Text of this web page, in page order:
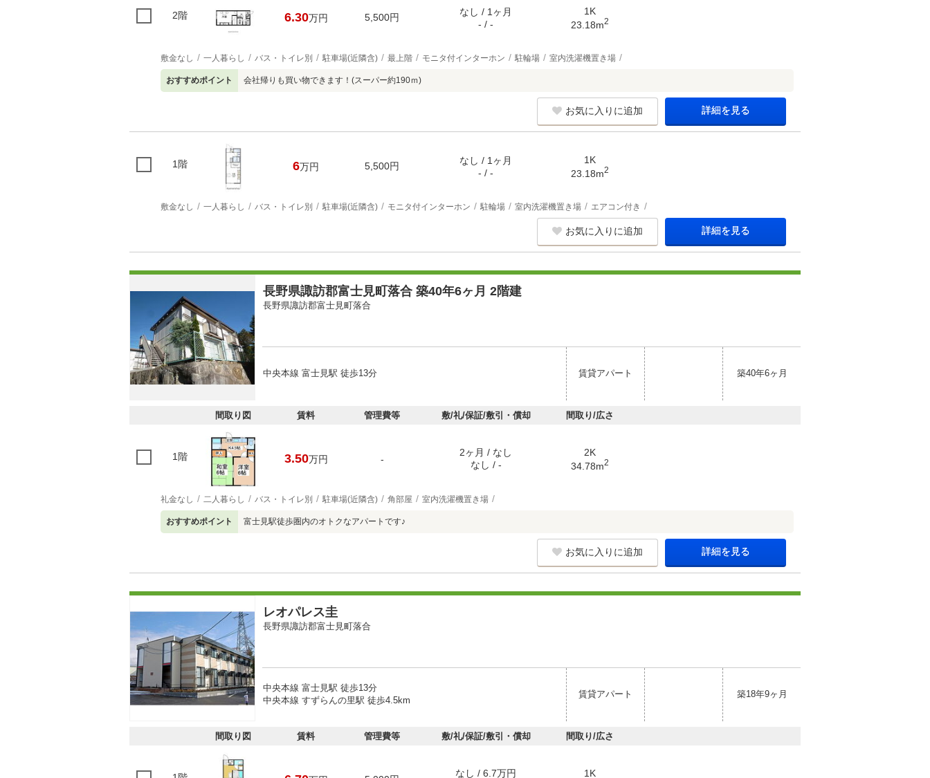
2階 6.30万円 5,500円
なし / 1ヶ月
- / -
1K
23.18m2
敷金なし 一人暮らし バス・トイレ別 駐車場(近隣含) 最上階 モニタ付インターホン 駐輪場 室内洗濯機置き場
おすすめポイント 会社帰りも買い物できます！(スーパー約190ｍ)
お気に入りに追加 詳細を見る
1階 6万円 5,500円
なし / 1ヶ月
- / -
1K
23.18m2
敷金なし 一人暮らし バス・トイレ別 駐車場(近隣含) モニタ付インターホン 駐輪場 室内洗濯機置き場 エアコン付き
お気に入りに追加 詳細を見る
長野県諏訪郡富士見町落合 築40年6ヶ月 2階建
長野県諏訪郡富士見町落合
中央本線 富士見駅 徒歩13分 賃貸アパート 築40年6ヶ月
間取り図 賃料 管理費等 敷/礼/保証/敷引・償却 間取り/広さ
1階 3.50万円 -
2ヶ月 / なし
なし / -
2K
34.78m2
礼金なし 二人暮らし バス・トイレ別 駐車場(近隣含) 角部屋 室内洗濯機置き場
おすすめポイント 富士見駅徒歩圏内のオトクなアパートです♪
お気に入りに追加 詳細を見る
レオパレス圭
長野県諏訪郡富士見町落合
中央本線 富士見駅 徒歩13分
中央本線 すずらんの里駅 徒歩4.5km
賃貸アパート 築18年9ヶ月
間取り図 賃料 管理費等 敷/礼/保証/敷引・償却 間取り/広さ
なし / 6.7万円 1K